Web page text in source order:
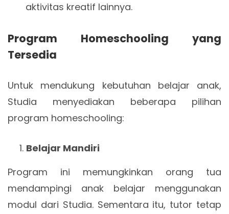
aktivitas kreatif lainnya.
Program Homeschooling yang
Tersedia
Untuk mendukung kebutuhan belajar anak,
Studia menyediakan beberapa pilihan
program homeschooling:
Belajar Mandiri
Program ini memungkinkan orang tua
mendampingi anak belajar menggunakan
modul dari Studia. Sementara itu, tutor tetap